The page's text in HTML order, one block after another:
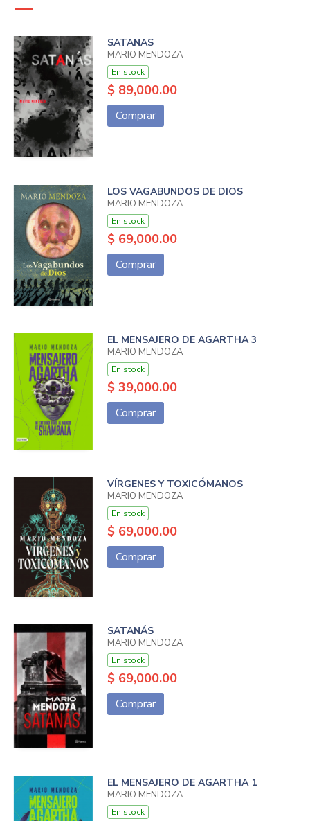
SATANAS
MARIO MENDOZA
En stock
$ 89,000.00
Comprar
LOS VAGABUNDOS DE DIOS
MARIO MENDOZA
En stock
$ 69,000.00
Comprar
EL MENSAJERO DE AGARTHA 3
MARIO MENDOZA
En stock
$ 39,000.00
Comprar
VÍRGENES Y TOXICÓMANOS
MARIO MENDOZA
En stock
$ 69,000.00
Comprar
SATANÁS
MARIO MENDOZA
En stock
$ 69,000.00
Comprar
EL MENSAJERO DE AGARTHA 1
MARIO MENDOZA
En stock